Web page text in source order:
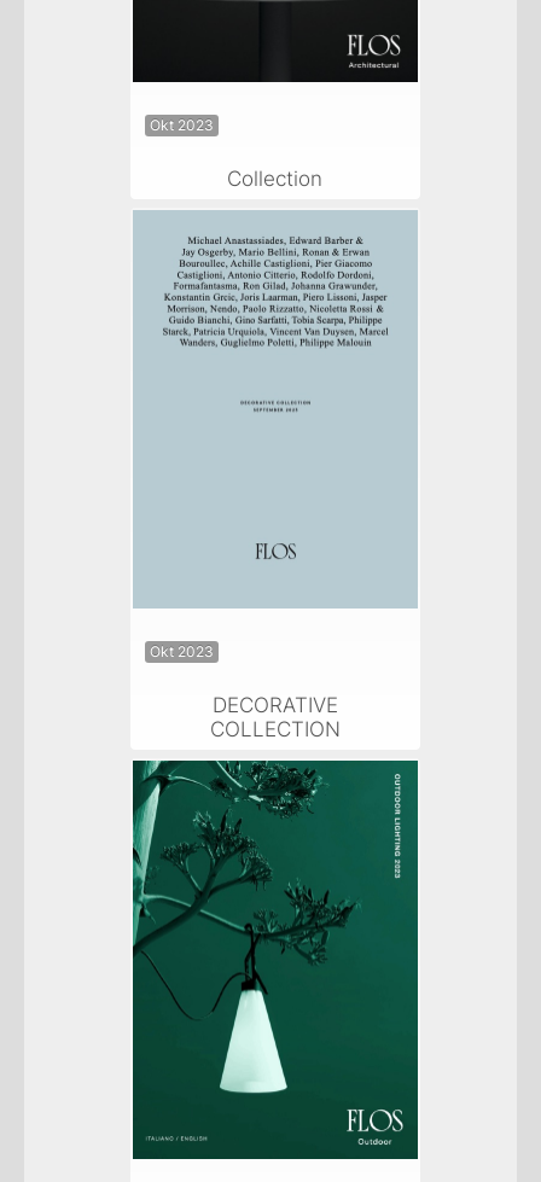
Okt 2023
Collection
Okt 2023
DECORATIVE
COLLECTION